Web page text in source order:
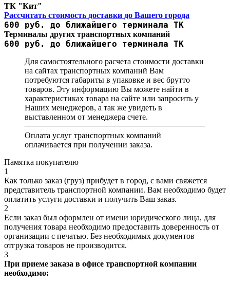
ТК "Кит"
Рассчитать стоимость доставки до Вашего города
600 руб. до ближайшего терминала ТК
Терминалы других транспортных компаний
600 руб. до ближайшего терминала ТК
Для самостоятельного расчета стоимости доставки
на сайтах транспортных компаний Вам
потребуются габариты в упаковке и вес брутто
товаров. Эту информацию Вы можете найти в
характеристиках товара на сайте или запросить у
Наших менеджеров, а так же увидеть в
выставленном от менеджера счете.
Оплата услуг транспортных компаний
оплачивается при получении заказа.
Памятка покупателю
1
Как только заказ (груз) прибудет в город, с вами свяжется
представитель транспортной компании. Вам необходимо будет
оплатить услуги доставки и получить Ваш заказ.
2
Если заказ был оформлен от имени юридического лица, для
получения товара необходимо предоставить доверенность от
организации с печатью. Без необходимых документов
отгрузка товаров не производится.
3
При приеме заказа в офисе транспортной компании
необходимо: